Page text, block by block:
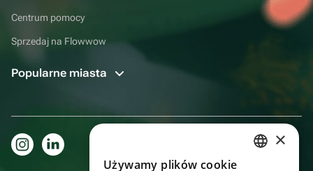
Centrum pomocy
Sprzedaj na Flowwow
Popularne miasta
×
Używamy plików cookie